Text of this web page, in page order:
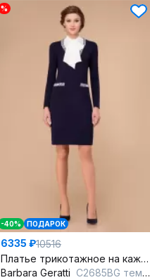
%
-40% ПОДАРОК
6335 ₽10516
Платье трикотажное на каждый день, синий
Barbara Geratti С2685BG темно-синий